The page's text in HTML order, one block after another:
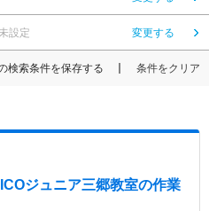
設定 変更する
検索条件を保存する 条件をクリア
ジュニア三郷教室の作業